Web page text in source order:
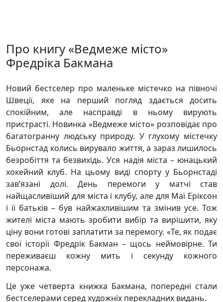
Про книгу «Ведмеже місто»
Фредріка Бакмана
Новий бестселер про маленьке містечко на півночі
Швеції, яке на перший погляд здається досить
спокійним, але насправді в ньому вирують
пристрасті. Новинка «Ведмеже місто» розповідає про
багатогранну людську природу. У глухому містечку
Бьорнстад колись вирувало життя, а зараз лишилось
безробіття та безвихідь. Уся надія міста – юнацький
хокейний клуб. На цьому виді спорту у Бьорнстаді
зав’язані долі. День перемоги у матчі став
найщасливіший для міста і клубу, але для Маї Еріксон
і її батьків – був найжахливішим та змінив усе. Тож
жителі міста мають зробити вибір та вирішити, яку
ціну вони готові заплатити за перемогу. «Те, як подає
свої історії Фредрік Бакман – щось неймовірне. Ти
переживаєш кожну мить і секунду кожного
персонажа.
Це уже четверта книжка Бакмана, попередні стали
бестселерами серед художніх перекладних видань.